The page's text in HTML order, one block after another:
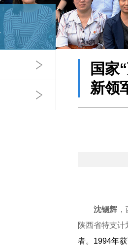
国家
新领
沈锡辉 ，
陕西省特支计
者。 1994年